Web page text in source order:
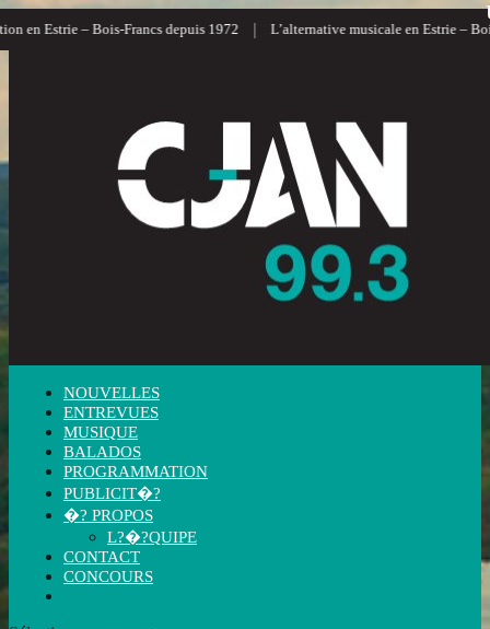
en Estrie – Bois-Francs depuis 1972 | L’alternative musicale en Estrie – Bois-
NOUVELLES
ENTREVUES
MUSIQUE
BALADOS
PROGRAMMATION
PUBLICIT�?
�? PROPOS
L?�?QUIPE
CONTACT
CONCOURS